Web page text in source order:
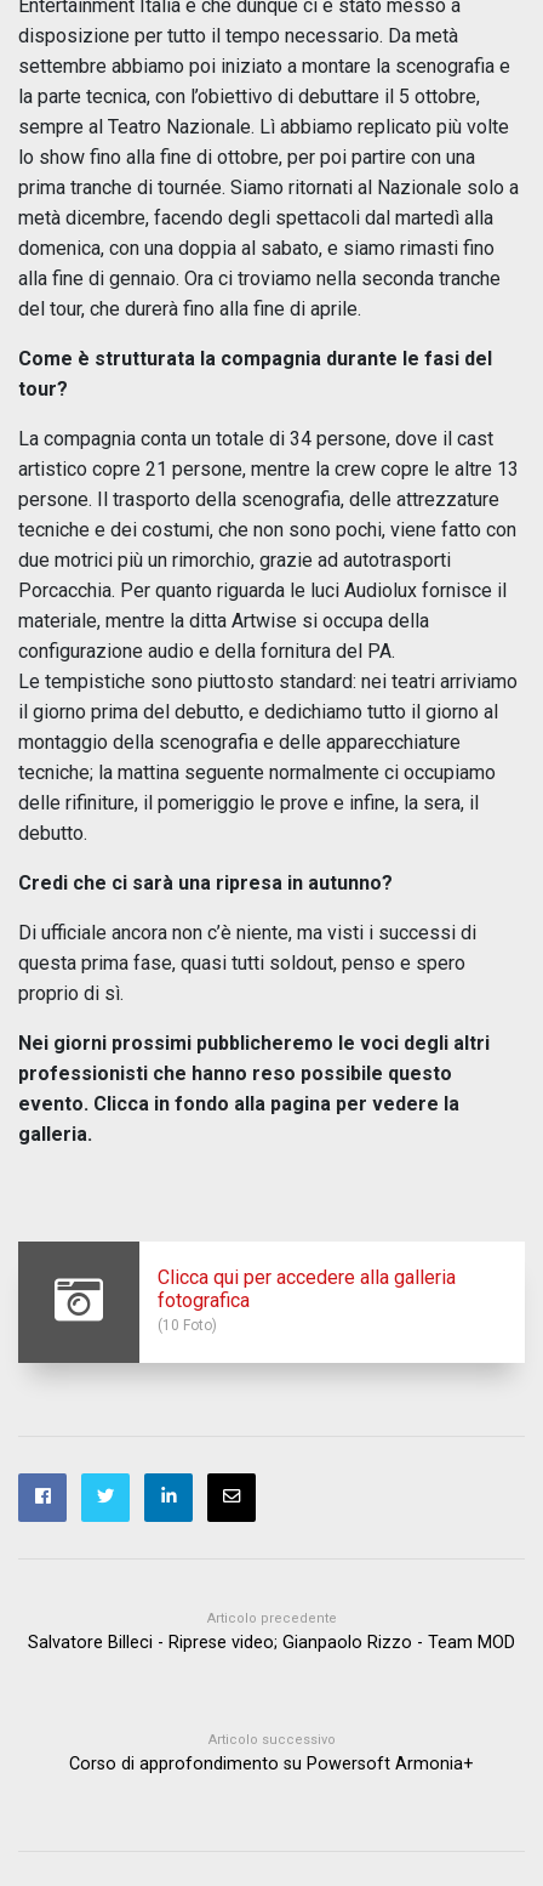
Entertainment Italia e che dunque ci è stato messo a
disposizione per tutto il tempo necessario. Da metà
settembre abbiamo poi iniziato a montare la scenografia e
la parte tecnica, con l’obiettivo di debuttare il 5 ottobre,
sempre al Teatro Nazionale. Lì abbiamo replicato più volte
lo show fino alla fine di ottobre, per poi partire con una
prima tranche di tournée. Siamo ritornati al Nazionale solo a
metà dicembre, facendo degli spettacoli dal martedì alla
domenica, con una doppia al sabato, e siamo rimasti fino
alla fine di gennaio. Ora ci troviamo nella seconda tranche
del tour, che durerà fino alla fine di aprile.
Come è strutturata la compagnia durante le fasi del
tour?
La compagnia conta un totale di 34 persone, dove il cast
artistico copre 21 persone, mentre la crew copre le altre 13
persone. Il trasporto della scenografia, delle attrezzature
tecniche e dei costumi, che non sono pochi, viene fatto con
due motrici più un rimorchio, grazie ad autotrasporti
Porcacchia. Per quanto riguarda le luci Audiolux fornisce il
materiale, mentre la ditta Artwise si occupa della
configurazione audio e della fornitura del PA.
Le tempistiche sono piuttosto standard: nei teatri arriviamo
il giorno prima del debutto, e dedichiamo tutto il giorno al
montaggio della scenografia e delle apparecchiature
tecniche; la mattina seguente normalmente ci occupiamo
delle rifiniture, il pomeriggio le prove e infine, la sera, il
debutto.
Credi che ci sarà una ripresa in autunno?
Di ufficiale ancora non c’è niente, ma visti i successi di
questa prima fase, quasi tutti soldout, penso e spero
proprio di sì.
Nei giorni prossimi pubblicheremo le voci degli altri
professionisti che hanno reso possibile questo
evento. Clicca in fondo alla pagina per vedere la
galleria.
Clicca qui per accedere alla galleria
fotografica
(10 Foto)
Articolo precedente
Salvatore Billeci - Riprese video; Gianpaolo Rizzo - Team MOD
Articolo successivo
Corso di approfondimento su Powersoft Armonia+